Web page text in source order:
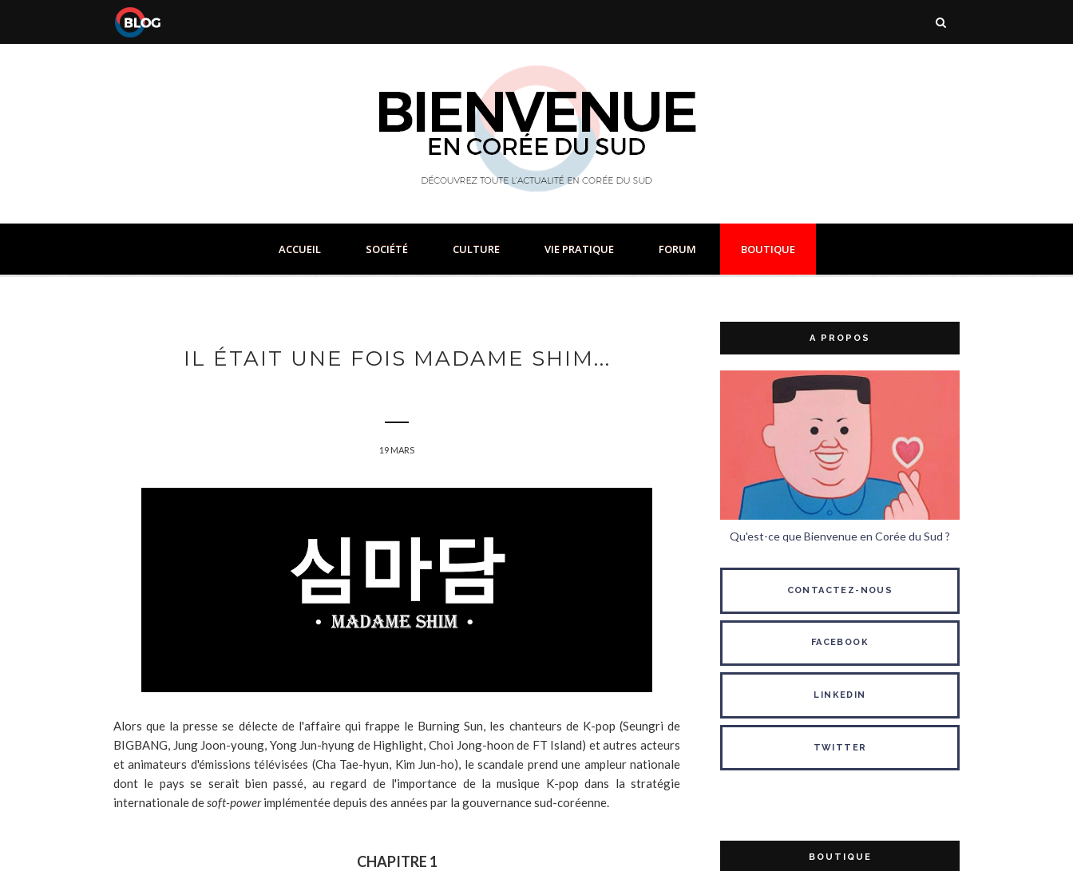
ACCUEIL SOCIÉTÉ CULTURE VIE PRATIQUE FORUM BOUTIQUE
IL ÉTAIT UNE FOIS MADAME SHIM...
19 MARS
Alors que la presse se délecte de l'affaire qui frappe le Burning Sun, les chanteurs de K-pop (Seungri de
BIGBANG, Jung Joon-young, Yong Jun-hyung de Highlight, Choi Jong-hoon de FT Island) et autres acteurs
et animateurs d'émissions télévisées (Cha Tae-hyun, Kim Jun-ho), le scandale prend une ampleur nationale
dont le pays se serait bien passé, au regard de l'importance de la musique K-pop dans la stratégie
internationale desoft-powerimplémentée depuis des années par la gouvernance sud-coréenne.
CHAPITRE 1
A PROPOS
Qu'est-ce que Bienvenue en Corée du Sud ?
CONTACTEZ-NOUS
FACEBOOK
LINKEDIN
TWITTER
BOUTIQUE